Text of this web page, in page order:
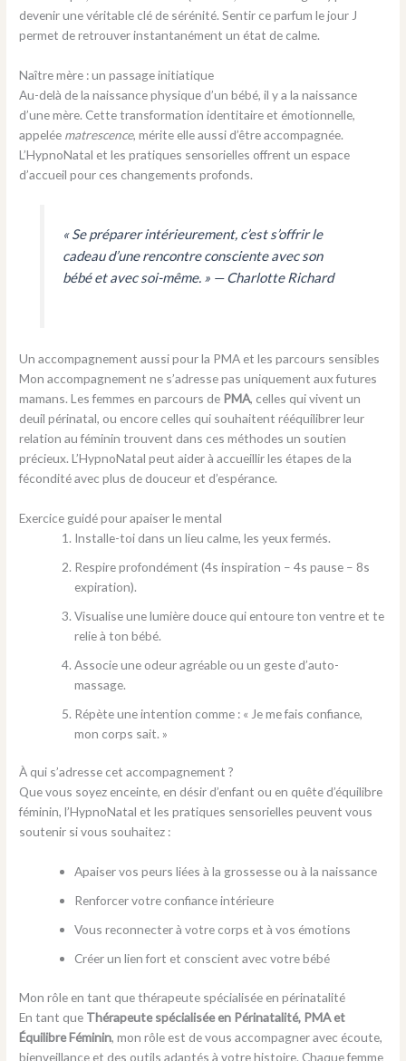
devenir une véritable clé de sérénité. Sentir ce parfum le jour J
permet de retrouver instantanément un état de calme.
Naître mère : un passage initiatique
Au-delà de la naissance physique d’un bébé, il y a la naissance
d’une mère. Cette transformation identitaire et émotionnelle,
appelée matrescence, mérite elle aussi d’être accompagnée.
L’HypnoNatal et les pratiques sensorielles offrent un espace
d’accueil pour ces changements profonds.
« Se préparer intérieurement, c’est s’offrir le
cadeau d’une rencontre consciente avec son
bébé et avec soi-même. »— Charlotte Richard
Un accompagnement aussi pour la PMA et les parcours sensibles
Mon accompagnement ne s’adresse pas uniquement aux futures
mamans. Les femmes en parcours de PMA, celles qui vivent un
deuil périnatal, ou encore celles qui souhaitent rééquilibrer leur
relation au féminin trouvent dans ces méthodes un soutien
précieux. L’HypnoNatal peut aider à accueillir les étapes de la
fécondité avec plus de douceur et d’espérance.
Exercice guidé pour apaiser le mental
Installe-toi dans un lieu calme, les yeux fermés.
Respire profondément (4s inspiration – 4s pause – 8s
expiration).
Visualise une lumière douce qui entoure ton ventre et te
relie à ton bébé.
Associe une odeur agréable ou un geste d’auto-
massage.
Répète une intention comme : « Je me fais confiance,
mon corps sait. »
À qui s’adresse cet accompagnement ?
Que vous soyez enceinte, en désir d’enfant ou en quête d’équilibre
féminin, l’HypnoNatal et les pratiques sensorielles peuvent vous
soutenir si vous souhaitez :
Apaiser vos peurs liées à la grossesse ou à la naissance
Renforcer votre confiance intérieure
Vous reconnecter à votre corps et à vos émotions
Créer un lien fort et conscient avec votre bébé
Mon rôle en tant que thérapeute spécialisée en périnatalité
En tant que Thérapeute spécialisée en Périnatalité, PMA et
Équilibre Féminin, mon rôle est de vous accompagner avec écoute,
bienveillance et des outils adaptés à votre histoire. Chaque femme